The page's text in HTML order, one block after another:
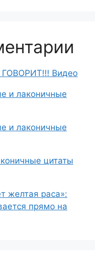
Видео
и лаконичные
и лаконичные
цитаты
желтая раса»:
прямо на